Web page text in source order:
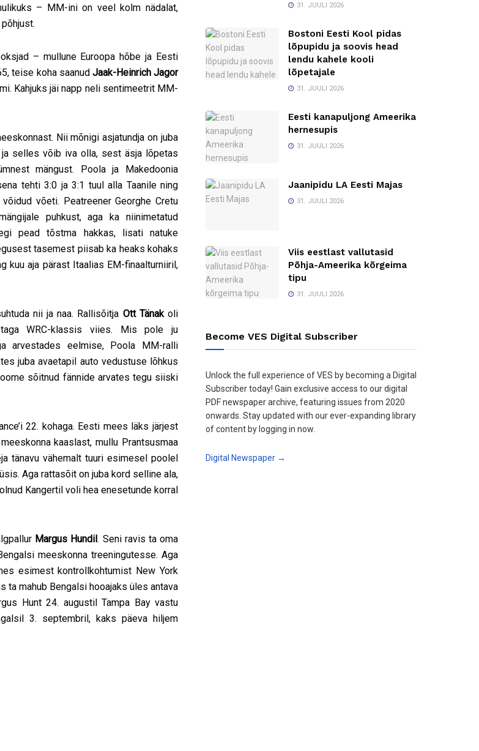
– MM-ini on veel kolm nädalat,
– mullune Euroopa hõbe ja Eesti
teise koha saanud Jaak-Heinrich Jagor
Kahjuks jäi napp neli sentimeetrit MM-
Nii mõnigi asjatundja on juba
ja selles võib iva olla, sest äsja lõpetas
mängust. Poola ja Makedoonia
tehti 3:0 ja 3:1 tuul alla Taanile ning
võeti. Peatreener Georghe Cretu
puhkust, aga ka niinimetatud
pead tõstma hakkas, lisati natuke
tasemest piisab ka heaks kohaks
kuu aja pärast Itaalias EM-finaalturniiril,
nii ja naa. Rallisõitja Ott Tänakoli
WRC-klassis viies. Mis pole ju
arvestades eelmise, Poola MM-ralli
juba avaetapil auto vedustuse lõhkus
sõitnud fännide arvates tegu siiski
22. kohaga. Eesti mees läks järjest
kaaslast, mullu Prantsusmaa
tänavu vähemalt tuuri esimesel poolel
Aga rattasõit on juba kord selline ala,
Kangertil voli hea enesetunde korral
Margus Hundil. Seni ravis ta oma
meeskonna treeningutesse. Aga
esimest kontrollkohtumist New York
ta mahub Bengalsi hooajaks üles antava
Hunt 24. augustil Tampa Bay vastu
3. septembril, kaks päeva hiljem
31. JUULI 2026
Bostoni Eesti Kool pidas
lõpupidu ja soovis head
lendu kahele kooli
lõpetajale
31. JUULI 2026
Eesti kanapuljong Ameerika
hernesupis
31. JUULI 2026
Jaanipidu LA Eesti Majas
31. JUULI 2026
Viis eestlast vallutasid
Põhja-Ameerika kõrgeima
tipu
31. JUULI 2026
Become VES Digital Subscriber
Unlock the full experience of VES by becoming a Digital
Subscriber today! Gain exclusive access to our digital
PDF newspaper archive, featuring issues from 2020
onwards. Stay updated with our ever-expanding library
of content by logging in now.
Digital Newspaper →